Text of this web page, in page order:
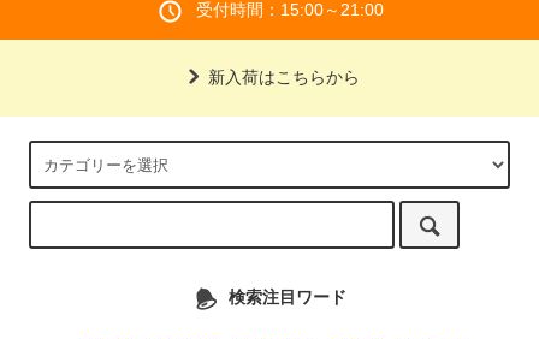
受付時間：15:00～21:00
新入荷はこちらから
検索注目ワード